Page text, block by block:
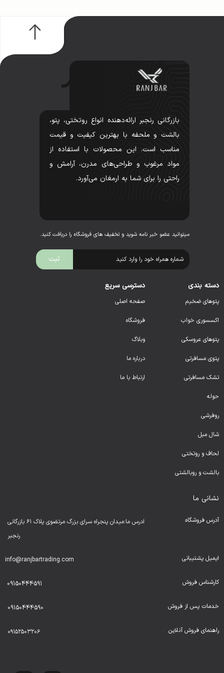
بازرگانی رنجبر ارائه‌دهنده انواع روتختی، پتو،
بالشت و ملحفه با بهترین کیفیت و قیمت
مناسب است. این محصولات با استفاده از
مواد مرغوب و طراحی‌های مدرن، آرامش و
راحتی را برای شما به ارمغان می‌آورد.
میتوانید عضو خبر نامه شوید و تخفیف های فروشگاه را دریافت کنید.
دسته بندی
پتوهای ضخیم
اکسسوری خواب
پتوهای عروسکی
پتوی مسافرتی
تشک مسافرتی
حوله
روفرشی
شال مبل
لحاف و روتختی
بالشت و روبالشتی
دسترسی سریع
صفحه اصلی
فروشگاه
وبلاگ
درباره ما
ارتباط با ما
نشانی ما
آدرس فروشگاه
ادرس ما:میدان پنجراه سرای بزرگ مرتضوی پلاک ۶۱ بازرگانی
رنجبر
ایمیل پشتیبانی info@ranjbartrading.com
کارشناس فروش 09150444591
خدمات پس از فروش 09150444590
راهنمای فروش آنلاین ۰۹۱۵۲۵۰۳۲۰۶